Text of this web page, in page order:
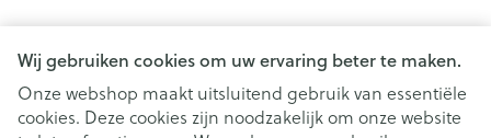
Wij gebruiken cookies om uw ervaring beter te maken.
Onze webshop maakt uitsluitend gebruik van essentiële
cookies. Deze cookies zijn noodzakelijk om onze website